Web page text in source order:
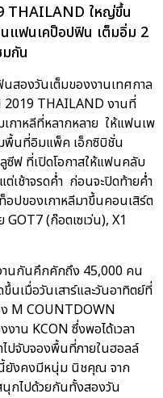
THAILAND ใหญ่ขึ้น
แฟนเคป็อปฟิน เต็มอิ่ม 2
กัน
สองวันเต็มของงานเทศกาล
2019 THAILAND งานที่
กาหลีที่หลากหลาย ให้แฟนเพ
พื้นที่อิมแพ็ค เอ็กซิบิชั่น
ซีฟ ที่เปิดโอกาสให้แฟนคลับ
เช้าจรดค่ำ ก่อนจะปิดท้ายค่ำ
ปของเกาหลีมาขึ้นคอนเสิร์ต
(ก๊อตเซเว่น), X1
านกันคึกคักถึง 45,000 คน
เมื่อวันเสาร์และวันอาทิตย์ที่
M COUNTDOWN
าน KCON ซึ่งพอได้เวลา
ปจับจองพื้นที่ภายในฮอลล์
ยังคงมีหนุ่ม นิชคุณ จาก
นุกไปด้วยกันทั้งสองวัน